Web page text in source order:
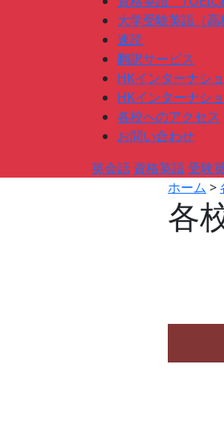
大学受験英語（高
速読
翻訳サービス
HKインターナシ
HKインターナシ
各校へのアクセス
お問い合わせ
英会話 資格英語 受験
ホーム >
各